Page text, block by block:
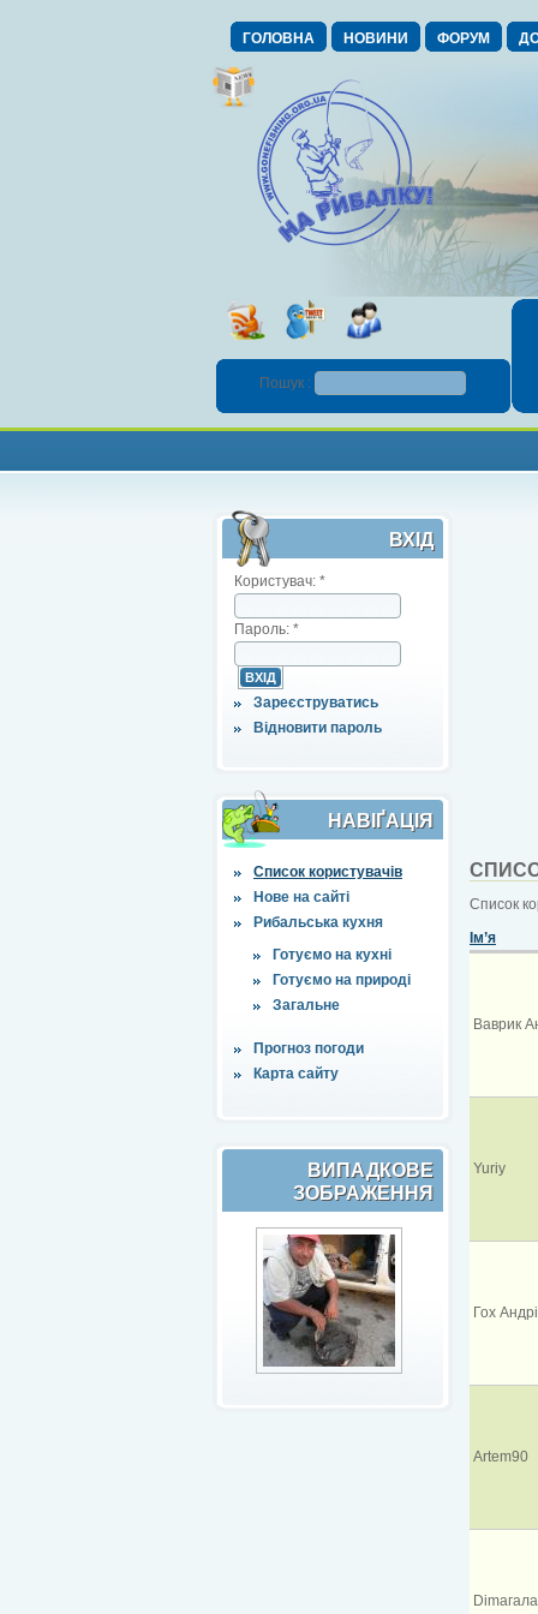
ГОЛОВНА НОВИНИ ФОРУМ
Пошук :
ВХІД
Користувач: *
Пароль: *
Зареєструватись
Відновити пароль
НАВІҐАЦІЯ
Список користувачів
Нове на сайті
Рибальська кухня
Готуємо на кухні
Готуємо на природі
Загальне
Прогноз погоди
Карта сайту
ВИПАДКОВЕ
ЗОБРАЖЕННЯ
Список
Ім’я
Ваврик
Yuriy
Гох
Artem90